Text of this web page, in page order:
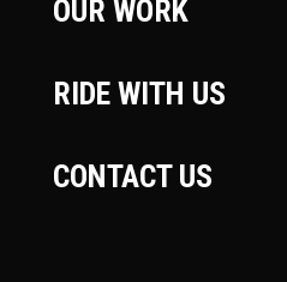
OUR WORK
RIDE WITH US
CONTACT US